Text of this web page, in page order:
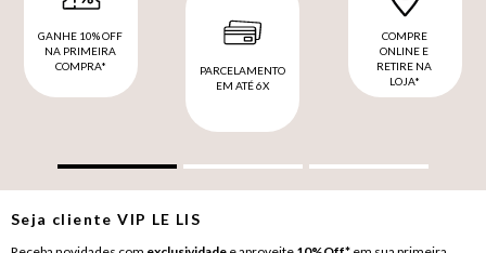
GANHE 10% OFF
NA PRIMEIRA
COMPRA*
PARCELAMENTO
EM ATÉ 6X
COMPRE
ONLINE E
RETIRE NA
LOJA*
Seja clienteVIP LE LIS